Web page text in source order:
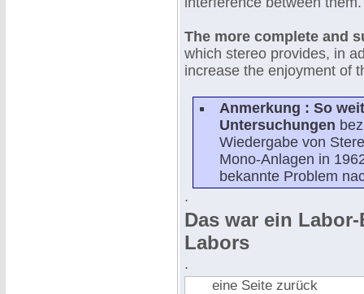
The more complete and
which stereo provides, in
increase the enjoyment of
Anmerkung : So
Untersuchungen
Wiedergabe von
Mono-Anlagen in
bekannte Problem
.
Das war ein
Labors
.
eine Seite zurück